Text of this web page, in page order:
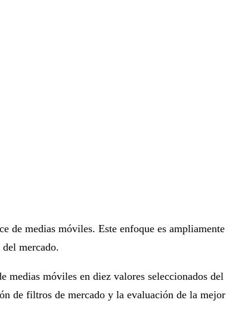
de medias móviles. Este enfoque es ampliamente
mercado.
medias móviles en diez valores seleccionados del
de filtros de mercado y la evaluación de la mejor